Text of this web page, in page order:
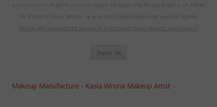
produktach i usługach pochodzących od Katarzyny Wrony-Bogacz, ul. Piltza
34, 30-392 Kraków. Wiem, że w każdej chwili będę mógł wycofać zgodę.
Kliknij, aby dowiedzieć się więcej o przetwarzaniu danych osobowych.
Makeup Manufacture - Kasia Wrona Makeup Artist